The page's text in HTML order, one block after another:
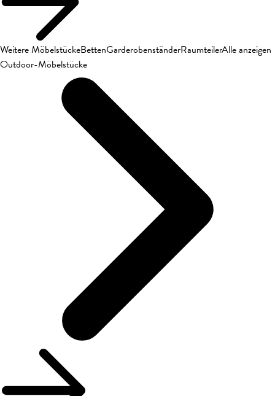
Weitere MöbelstückeBettenGarderobenständerRaumteilerAlle anzeigen
Outdoor-Möbelstücke